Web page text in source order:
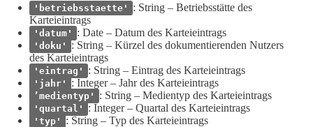
'betriebsstaette'
: String – Betriebsstätte des
Karteieintrags
'datum' : Date – Datum des Karteieintrags
'doku'
: String – Kürzel des dokumentierenden Nutzers
des Karteieintrags
'eintrag' : String – Eintrag des Karteieintrags
'jahr' : Integer – Jahr des Karteieintrags
’medientyp' : String – Medientyp des Karteieintrags
'quartal' : Integer – Quartal des Karteieintrags
'typ' : String – Typ des Karteieintrags